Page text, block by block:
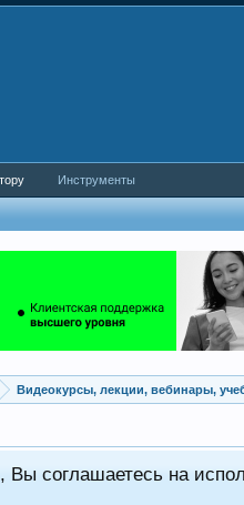
Видеокурсы, лекции, вебинары,
Вы соглашаетесь на
Инструменты